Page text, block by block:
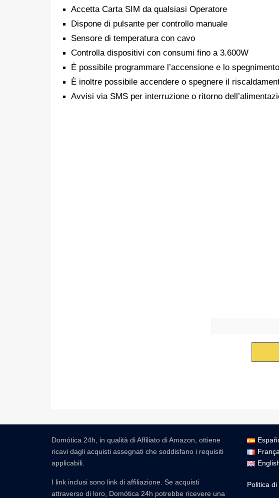
Accetta Carta SIM da qualsiasi Operatore
Dispone di pulsante per controllo manuale
Sensore di temperatura con cavo
Controlla dispositivi con consumi fino a 3.600W
È possibile programmare l’accensione e lo spegnimento
È inoltre possibile accendere o spegnere il
Avvisi via SMS per interruzione o ritorno
Domótica 24h, in qualità di Affiliato di Amazon, ottiene
ricavi dagli acquisti assegnati che soddisfano i requisiti
applicabili.
I link inclusi sono link di affiliazione. Se acquisti
attraverso di loro, Domótica 24h potrebbe ricevere una
Politica